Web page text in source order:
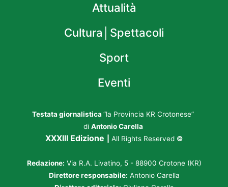
Attualità
Cultura│Spettacoli
Sport
Eventi
Testata giornalistica “la Provincia KR Crotonese”
di Antonio Carella
XXXIII Edizione All Rights Reserved ©
Redazione: Via R.A. Livatino, 5 - 88900 Crotone (KR)
Direttore responsabile: Antonio Carella